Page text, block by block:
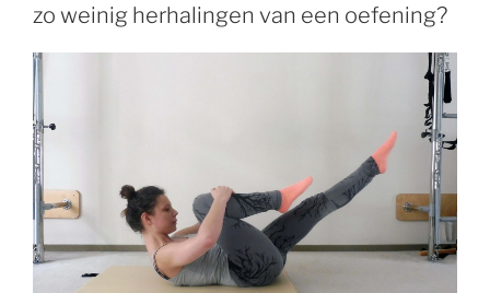
zo weinig herhalingen van een oefening?